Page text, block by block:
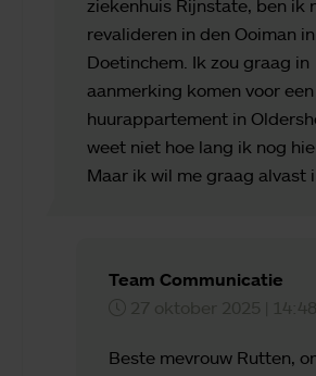
ziekenhuis Rijnstate, ben ik
revalideren in den Ooiman in
Doetinchem. Ik zou graag in
aanmerking komen voor een
huurappartement in
weet niet hoe lang ik nog
Maar ik wil me graag alvast
Team Communicatie
27 oktober 2025 | 14:48
Beste mevrouw Rutten,